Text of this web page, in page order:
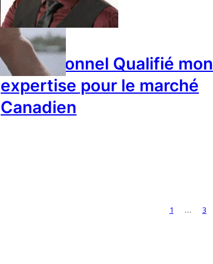
28 janvier 2025
Professionnel Qualifié mon
expertise pour le marché
Canadien
1 … 3